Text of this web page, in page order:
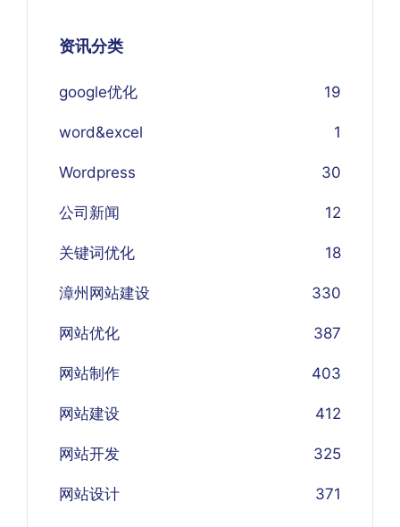
资讯分类
google优化 19
word&excel 1
Wordpress 30
公司新闻 12
关键词优化 18
漳州网站建设 330
网站优化 387
网站制作 403
网站建设 412
网站开发 325
网站设计 371